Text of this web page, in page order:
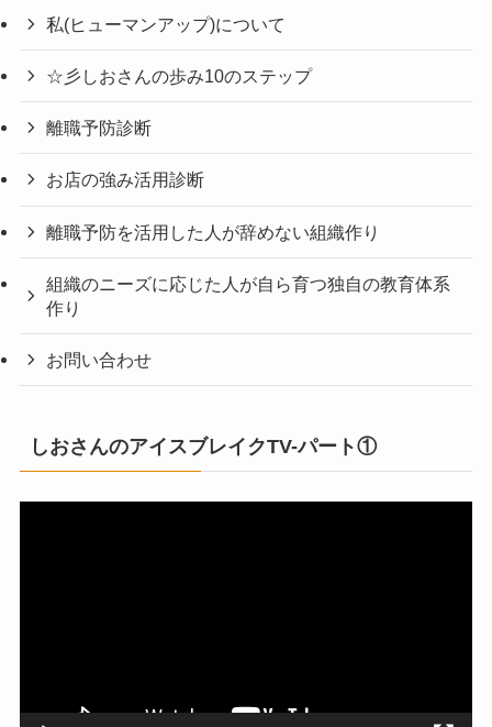
私(ヒューマンアップ)について
☆彡しおさんの歩み10のステップ
離職予防診断
お店の強み活用診断
離職予防を活用した人が辞めない組織作り
組織のニーズに応じた人が自ら育つ独自の教育体系
作り
お問い合わせ
しおさんのアイスブレイクTV-パート①